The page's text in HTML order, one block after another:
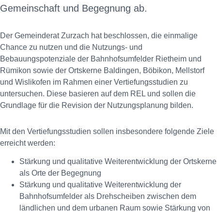
Gemeinschaft und Begegnung ab.
Der Gemeinderat Zurzach hat beschlossen, die einmalige
Chance zu nutzen und die Nutzungs- und
Bebauungspotenziale der Bahnhofsumfelder Rietheim und
Rümikon sowie der Ortskerne Baldingen, Böbikon, Mellstorf
und Wislikofen im Rahmen einer Vertiefungsstudien zu
untersuchen. Diese basieren auf dem REL und sollen die
Grundlage für die Revision der Nutzungsplanung bilden.
Mit den Vertiefungsstudien sollen insbesondere folgende Ziele
erreicht werden:
Stärkung und qualitative Weiterentwicklung der Ortskerne
als Orte der Begegnung
Stärkung und qualitative Weiterentwicklung der
Bahnhofsumfelder als Drehscheiben zwischen dem
ländlichen und dem urbanen Raum sowie Stärkung von